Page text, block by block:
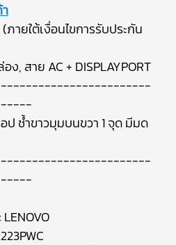
ภายใต้เงื่อนไขการรับประกัน
ง, สาย AC + DISPLAYPORT
ป ช้ำขาวมุมบนขวา 1 จุด มีมด